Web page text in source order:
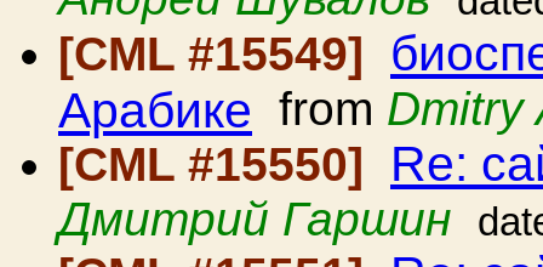
[CML #15549]
Арабике from Dmitry
[CML #15550]
Re:
Дмитрий Гаршин